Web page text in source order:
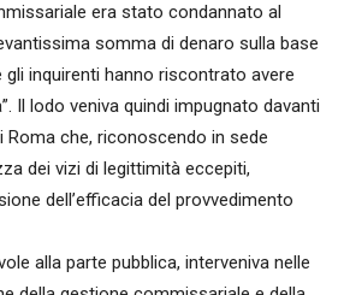
era stato condannato al
somma di denaro sulla base
gli inquirenti hanno riscontrato avere
Il lodo veniva quindi impugnato davanti
Roma che, riconoscendo in sede
dei vizi di legittimità eccepiti,
dell’efficacia del provvedimento
alla parte pubblica, interveniva nelle